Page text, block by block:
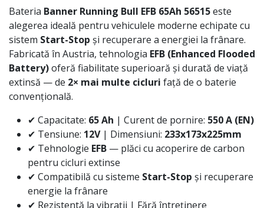
Bateria Banner Running Bull EFB 65Ah 56515este
alegerea ideală pentru vehiculele moderne echipate cu
sistem Start-Stop și recuperare a energiei la frânare.
Fabricată în Austria, tehnologia EFB (Enhanced Flooded
Battery)oferă fiabilitate superioară și durată de viață
extinsă — de 2× mai multe cicluri față de o baterie
convențională.
✔ Capacitate: 65 Ah | Curent de pornire: 550 A (EN)
✔ Tensiune: 12V| Dimensiuni: 233x173x225mm
✔ Tehnologie EFB — plăci cu acoperire de carbon
pentru cicluri extinse
✔ Compatibilă cu sisteme Start-Stop și recuperare
energie la frânare
✔ Rezistentă la vibrații | Fără întreținere